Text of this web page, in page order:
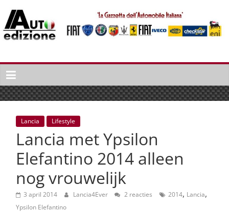
naar
inhoud
Auto
Edizione
La
Gazetta
dell'Automobile
Italiana
Italiaans
autonieuws
lifestyle
Lancia Lifestyle
Lancia met Ypsilon
Elefantino 2014 alleen
nog vrouwelijk
3 april 2014 Lancia4Ever 2 reacties 2014, Lancia,
Ypsilon Elefantino